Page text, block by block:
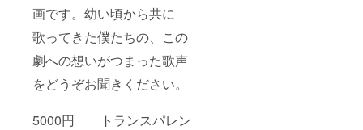
画です。幼い頃から共に
歌ってきた僕たちの、この
劇への想いがつまった歌声
をどうぞお聞きください。
5000円 トランスパレン